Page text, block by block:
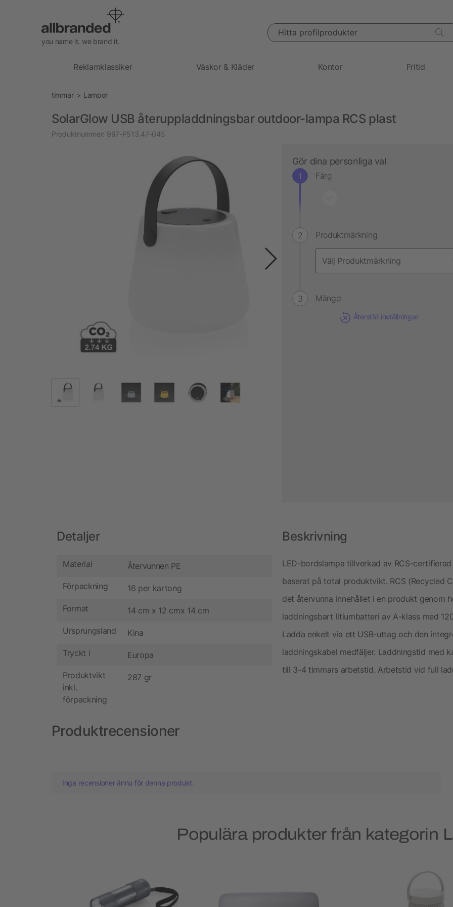
you name it. we brand it.
Hitta profilprodukter
Reklamklassiker Väskor & Kläder Kontor Fritid
timmar Lampor
SolarGlow USB återuppladdningsbar outdoor-lampa RCS plast
Produktnummer: 997-P513.47-045
Gör dina personliga val
Färg
Produktmärkning
Mängd
Återställ inställningar
Detaljer
Material Återvunnen PE
Förpackning 16 per kartong
Format 14 cm x 12 cmx 14 cm
Ursprungsland Kina
Tryckt i Europa
Produktvikt
inkl.
förpackning
287 gr
Beskrivning
LED-bordslampa tillverkad av RCS-
baserat på total produktvikt. RCS (Recycled
det återvunna innehållet i en produkt genom
laddningsbart litiumbatteri av A-klass med
Ladda enkelt via ett USB-uttag och den
laddningskabel medfäljer. Laddningstid med
till 3-4 timmars arbetstid. Arbetstid vid full
Produktrecensioner
Inga recensioner ännu för denna produkt.
Populära produkter från kategorin